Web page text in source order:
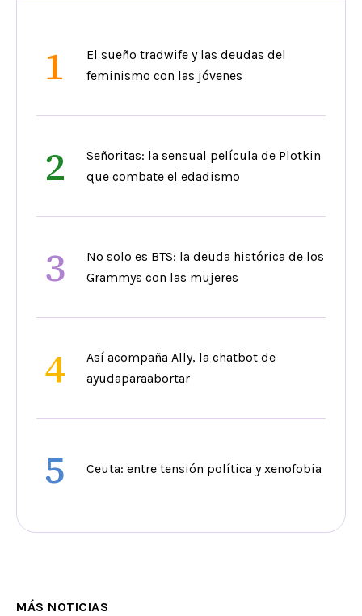
1
El sueño tradwife y las deudas del
feminismo con las jóvenes
2
Señoritas: la sensual película de Plotkin
que combate el edadismo
3
No solo es BTS: la deuda histórica de los
Grammys con las mujeres
4
Así acompaña Ally, la chatbot de
ayudaparaabortar
5 Ceuta: entre tensión política y xenofobia
MÁS NOTICIAS